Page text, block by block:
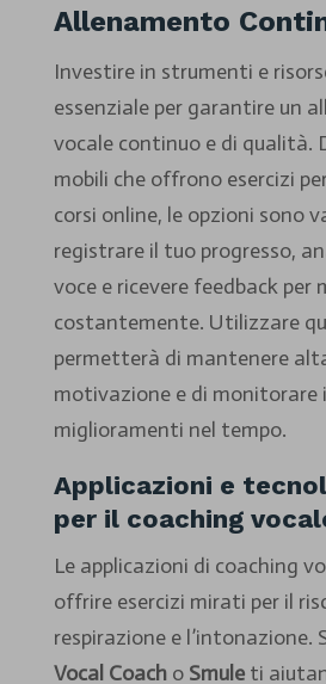
Allenamento
Investire in strumenti e
essenziale per garantire un
vocale continuo e di qualità.
mobili che offrono esercizi
corsi online, le opzioni sono
registrare il tuo progresso,
voce e ricevere feedback per
costantemente. Utilizzare
permetterà di mantenere
motivazione e di monitorare
miglioramenti nel tempo.
Applicazioni e
per il coaching
Le applicazioni di coaching
offrire esercizi mirati per il
respirazione e l’intonazione.
Vocal Coacho Smuleti